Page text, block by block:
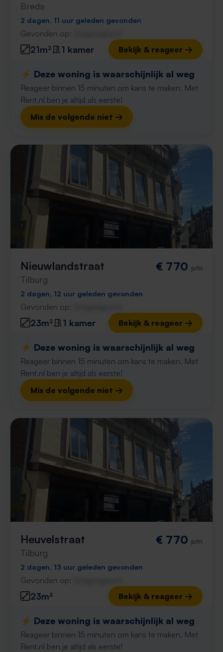
Breda
2 dagen, 11 uur geleden gevonden
Gevonden op:
21m² 1 kamer Bekijk & reageer →
⚡️ Deze woning is waarschijnlijk al weg
Reageer binnen 15 minuten om kans te maken. Met
Rent.nl ben je altijd als eerste!
Mis de volgende niet →
Nieuwlandstraat
Tilburg
€ 770 p/m
2 dagen, 12 uur geleden gevonden
Gevonden op:
23m² 1 kamer Bekijk & reageer →
⚡️ Deze woning is waarschijnlijk al weg
Reageer binnen 15 minuten om kans te maken. Met
Rent.nl ben je altijd als eerste!
Mis de volgende niet →
Heuvelstraat
Tilburg
€ 770 p/m
2 dagen, 13 uur geleden gevonden
Gevonden op:
23m² Bekijk & reageer →
⚡️ Deze woning is waarschijnlijk al weg
Reageer binnen 15 minuten om kans te maken. Met
Rent.nl ben je altijd als eerste!